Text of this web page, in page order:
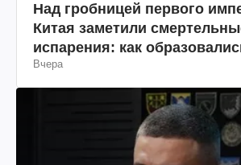
Над гробницей первого
Китая заметили
испарения: как
Вчера